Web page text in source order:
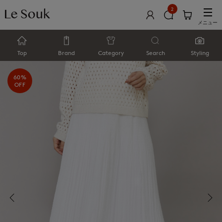
2
メニュー
Top Brand Category Search Styling
60%
OFF